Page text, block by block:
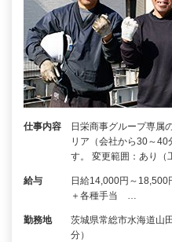
仕事内容
日栄商事グループ専属
リア（会社から30～40
す。 変更範囲：あり
給与
日給14,000円～
＋各種手当 …
勤務地
茨城県常総市水海道山
分）